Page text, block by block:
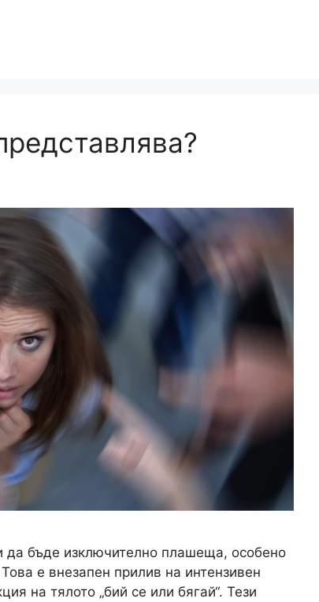
да бъде изключително плашеща, особено
е внезапен прилив на интензивен
на тялото „бий се или бягай“. Тези